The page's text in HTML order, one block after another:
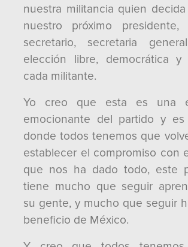
nuestra militancia quien
nuestro próximo presidente,
secretario, secretaria
elección libre, democrática
cada militante.
Yo creo que esta es una
emocionante del partido y
donde todos tenemos que
establecer el compromiso con
que nos ha dado todo, este
tiene mucho que seguir
su gente, y mucho que seguir
beneficio de México.